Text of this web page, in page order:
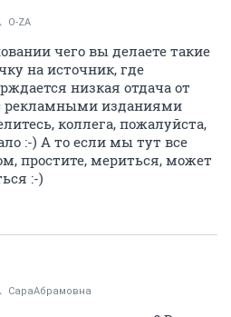
O-ZA
чего вы делаете такие
на источник, где
низкая отдача от
рекламными изданиями
коллега, пожалуйста,
:-) А то если мы тут все
простите, мериться, может
:-)
СараАбрамовна